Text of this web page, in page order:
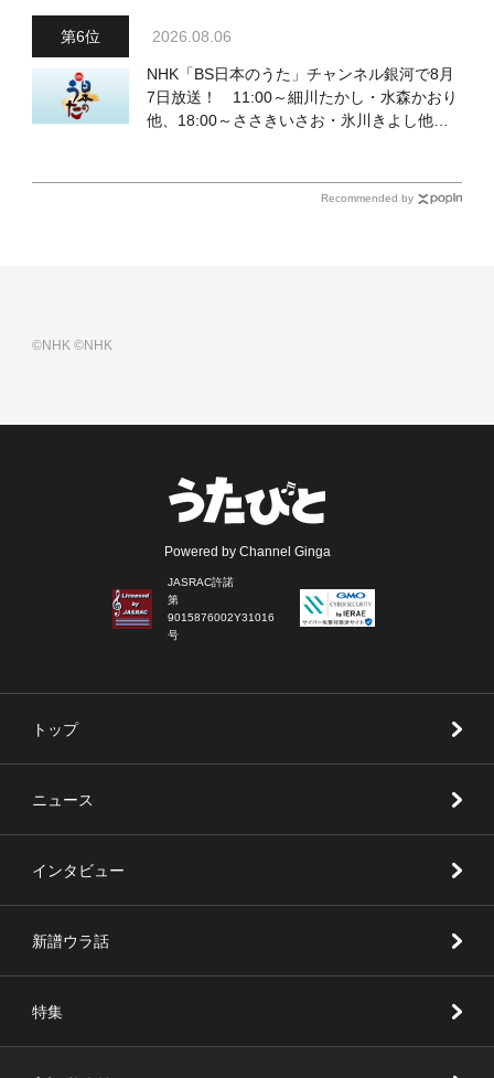
2026.08.06
NHK「BS日本のうた」チャンネル銀河で8月
7日放送！ 11:00～細川たかし・水森かおり
他、18:00～ささきいさお・氷川きよし他登
Recommended by
©NHK©NHK
Powered by Channel Ginga
JASRAC許諾
第
9015876002Y31016
号
トップ
ニュース
インタビュー
新譜ウラ話
特集